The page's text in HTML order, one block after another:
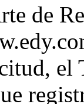
de
el